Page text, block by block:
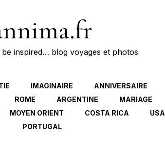
be inspired… blog voyages et photos
IMAGINAIRE ANNIVERSAIRE
ROME ARGENTINE MARIAGE
MOYEN ORIENT COSTA RICA USA
PORTUGAL